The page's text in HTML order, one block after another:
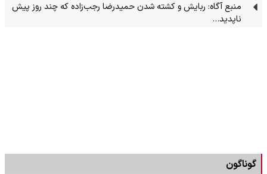
منبع آگاه: ربایش و کشته شدن حمیدرضا رجب‌زاده که چند روز پیش
ناپدید…
گوناگون